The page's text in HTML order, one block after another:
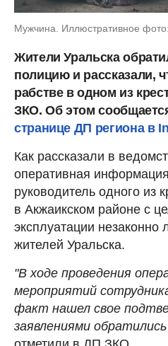
Мужчина. Иллюстративное
Жители Уральска
полицию и рассказали,
рабстве в одном из
ЗКО. Об этом
странице ДП региона в
Как рассказали в
оперативная
руководитель одного из
в Акжаикском районе с
эксплуатации
жителей Уральска.
"В ходе проведения
мероприятий
факт нашел свое
заявлениями